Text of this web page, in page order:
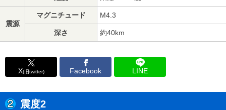
震源
マグニチュード M4.3
深さ 約40km
X(旧twitter) Facebook LINE
震度2